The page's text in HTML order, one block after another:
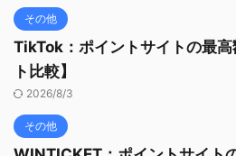
その他
TikTok：ポイントサイトの最
ト比較】
2026/8/3
その他